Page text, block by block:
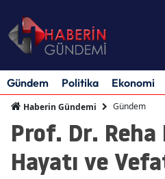
Gündem Politika Ekonomi
Haberin Gündemi Gündem
Prof. Dr. Reha
Hayatı ve